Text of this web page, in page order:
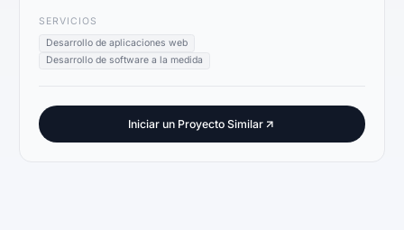
SERVICIOS
Desarrollo de aplicaciones web
Desarrollo de software a la medida
Iniciar un Proyecto Similar